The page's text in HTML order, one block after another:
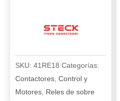
SKU: 41RE18 Categorías:
Contactores Control y
Motores Reles de sobre